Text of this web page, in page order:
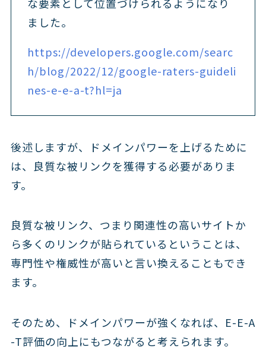
ました。
https://developers.google.com/searc
h/blog/2022/12/google-raters-guideli
nes-e-e-a-t?hl=ja
後述しますが、ドメインパワーを上げるために
は、良質な被リンクを獲得する必要がありま
す。
良質な被リンク、つまり関連性の高いサイトか
ら多くのリンクが貼られているということは、
専門性や権威性が高いと言い換えることもでき
ます。
そのため、ドメインパワーが強くなれば、E-E-A
-T評価の向上にもつながると考えられます。